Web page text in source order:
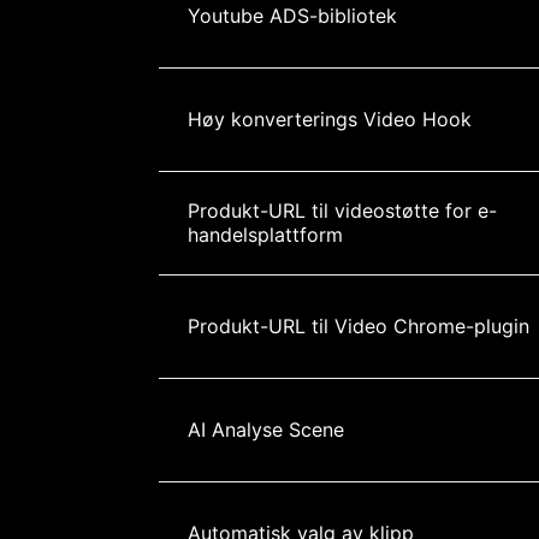
Youtube ADS-bibliotek
Høy konverterings Video Hook
Produkt-URL til videostøtte for e-
handelsplattform
Produkt-URL til Video Chrome-plugin
AI Analyse Scene
Automatisk valg av klipp